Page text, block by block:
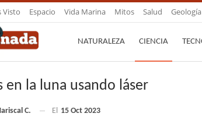
Visto Espacio Vida Marina Mitos Salud Geología
NATURALEZA CIENCIA
en la luna usando láser
C. El 15 Oct 2023